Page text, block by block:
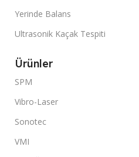
Yerinde Balans
Ultrasonik Kaçak Tespiti
Ürünler
SPM
Vibro-Laser
Sonotec
VMI